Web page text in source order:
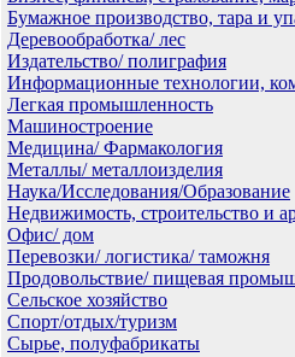
Бумажное производство, тара и
Деревообработка/ лес
Издательство/ полиграфия
Информационные технологии,
Легкая промышленность
Машиностроение
Медицина/ Фармакология
Металлы/ металлоизделия
Наука/Исследования/Образование
Недвижимость, строительство и
Офис/ дом
Перевозки/ логистика/ таможня
Продовольствие/ пищевая
Сельское хозяйство
Спорт/отдых/туризм
Сырье, полуфабрикаты